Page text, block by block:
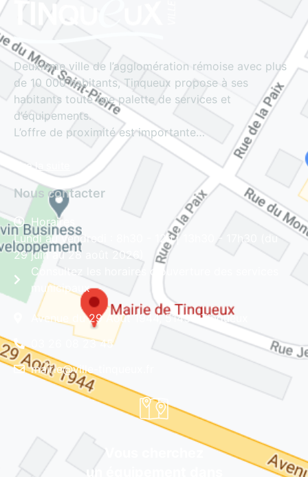
Deuxième ville de l’agglomération rémoise avec plus
de 10 000 habitants, Tinqueux propose à ses
habitants toute une palette de services et
d’équipements.
L’offre de proximité est importante…
Lire la suite
Nous contacter
Horaires
Lundi au vendredi : 8h30 - 12h | 13h30 - 17h30 (du
29 juin au 28 août 2026)
Consultez les horaires d'ouverture des services
municipaux
Avenue du 29 Août 1944, 51430 Tinqueux
03 26 08 23 45
mairie@ville-tinqueux.fr
Vous cherchez
un équipement dans